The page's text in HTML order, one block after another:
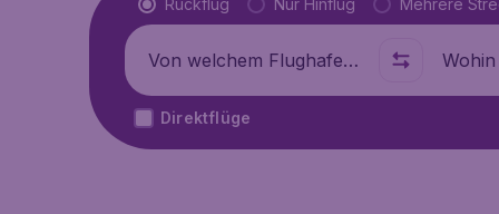
Rückflug Nur Hinflug Mehrere
Abflug von Wohin
Direktflüge